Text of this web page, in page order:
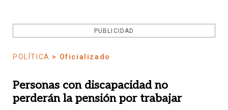
PUBLICIDAD
POLÍTICA > Oficializado
Personas con discapacidad no
perderán la pensión por trabajar